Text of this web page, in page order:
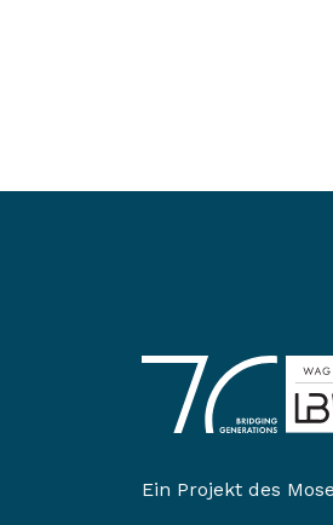
Ein Projekt des